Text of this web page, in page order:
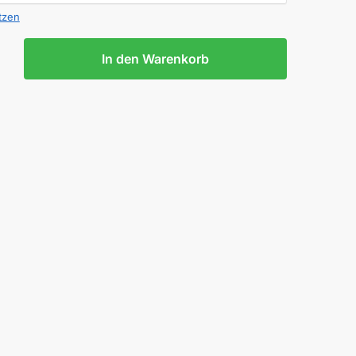
In den Warenkorb